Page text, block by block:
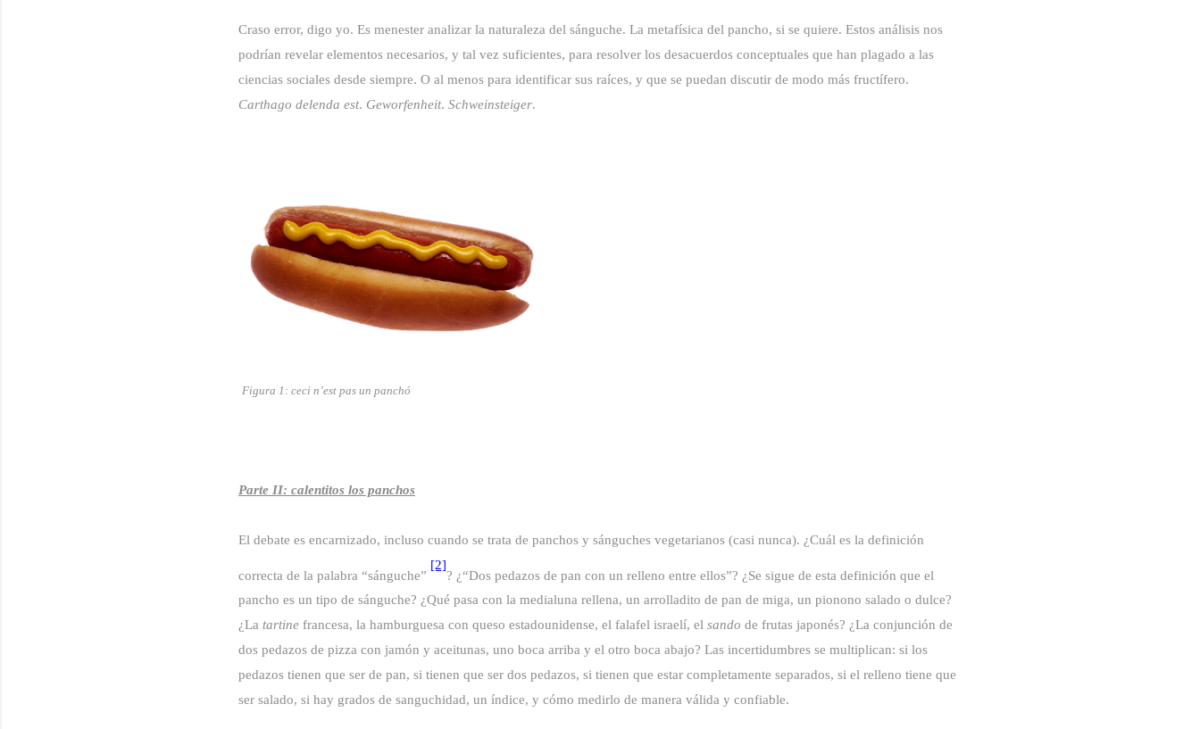
Craso error, digo yo. Es menester analizar la naturaleza del sánguche. La metafísica del pancho, si se quiere. Estos análisis nos
podrían revelar elementos necesarios, y tal vez suficientes, para resolver los desacuerdos conceptuales que han plagado a las
ciencias sociales desde siempre. O al menos para identificar sus raíces, y que se puedan discutir de modo más fructífero.
Carthago delenda est. Geworfenheit. Schweinsteiger.
Figura 1: ceci n’est pas un panchó
Parte II: calentitos los panchos
El debate es encarnizado, incluso cuando se trata de panchos y sánguches vegetarianos (casi nunca). ¿Cuál es la definición
correcta de la palabra “sánguche”
[2]
? ¿“Dos pedazos de pan con un relleno entre ellos”? ¿Se sigue de esta definición que el
pancho es un tipo de sánguche? ¿Qué pasa con la medialuna rellena, un arrolladito de pan de miga, un pionono salado o dulce?
¿La tartine francesa, la hamburguesa con queso estadounidense, el falafel israelí, el sando de frutas japonés? ¿La conjunción de
dos pedazos de pizza con jamón y aceitunas, uno boca arriba y el otro boca abajo? Las incertidumbres se multiplican: si los
pedazos tienen que ser de pan, si tienen que ser dos pedazos, si tienen que estar completamente separados, si el relleno tiene que
ser salado, si hay grados de sanguchidad, un índice, y cómo medirlo de manera válida y confiable.